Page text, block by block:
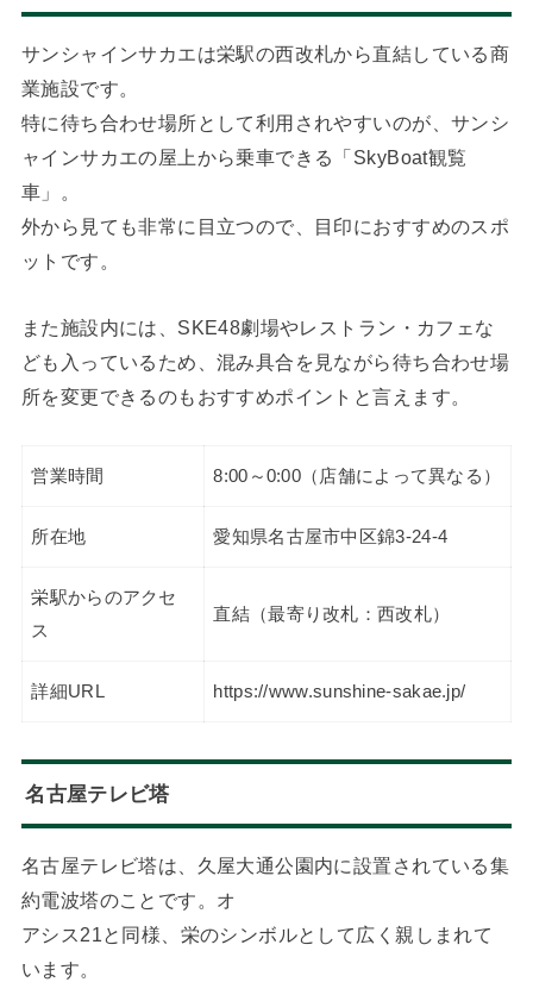
サンシャインサカエは栄駅の西改札から直結している商
業施設です。
特に待ち合わせ場所として利用されやすいのが、サンシ
ャインサカエの屋上から乗車できる「SkyBoat観覧
車」。
外から見ても非常に目立つので、目印におすすめのスポ
ットです。
また施設内には、SKE48劇場やレストラン・カフェな
ども入っているため、混み具合を見ながら待ち合わせ場
所を変更できるのもおすすめポイントと言えます。
営業時間 8:00～0:00（店舗によって異なる）
所在地 愛知県名古屋市中区錦3-24-4
栄駅からのアクセ
ス
直結（最寄り改札：西改札）
詳細URL https://www.sunshine-sakae.jp/
名古屋テレビ塔
名古屋テレビ塔は、久屋大通公園内に設置されている集
約電波塔のことです。オ
アシス21と同様、栄のシンボルとして広く親しまれて
います。